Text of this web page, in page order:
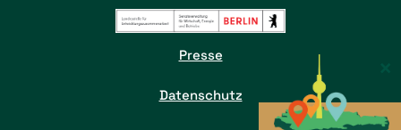
Presse
Datenschutz